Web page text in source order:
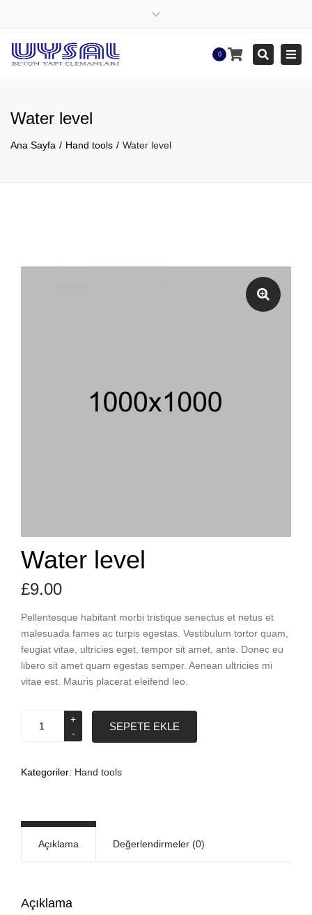
Search
0
Water level
Ana Sayfa Hand tools Water level
Water level
£9.00
Pellentesque habitant morbi tristique senectus et netus et
malesuada fames ac turpis egestas. Vestibulum tortor quam,
feugiat vitae, ultricies eget, tempor sit amet, ante. Donec eu
libero sit amet quam egestas semper. Aenean ultricies mi
vitae est. Mauris placerat eleifend leo.
SEPETE EKLE
Kategoriler: Hand tools
Açıklama Değerlendirmeler (0)
Açıklama